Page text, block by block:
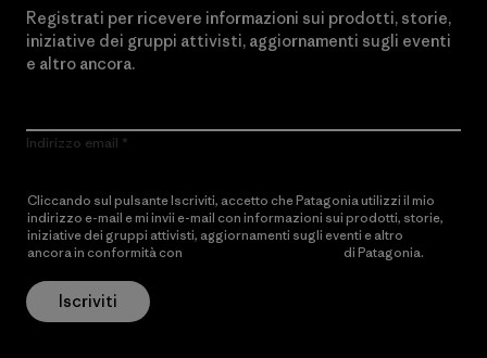
Registrati per ricevere informazioni sui prodotti, storie,
iniziative dei gruppi attivisti, aggiornamenti sugli eventi
e altro ancora.
Indirizzo email
Cliccando sul pulsante Iscriviti, accetto che Patagonia utilizzi il mio
indirizzo e-mail e mi invii e-mail con informazioni sui prodotti, storie,
iniziative dei gruppi attivisti, aggiornamenti sugli eventi e altro
ancora in conformità con
di Patagonia.
Iscriviti